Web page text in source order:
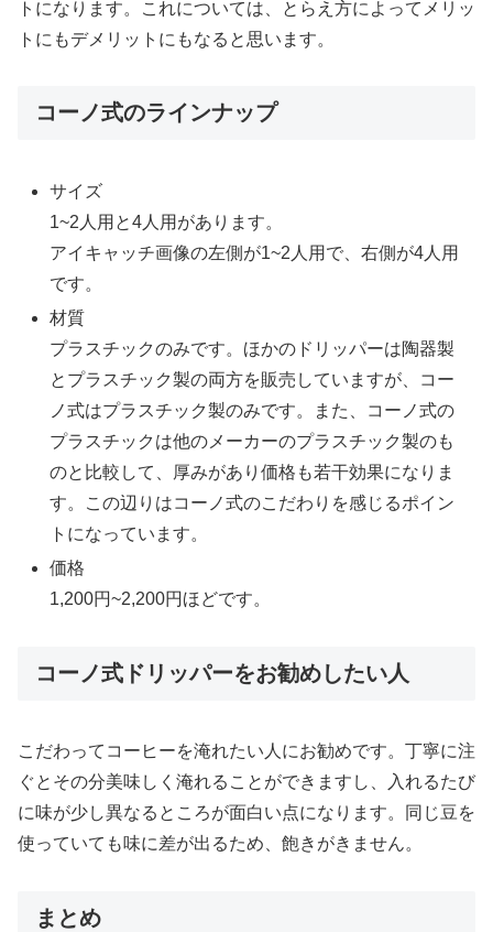
トになります。これについては、とらえ方によってメリッ
トにもデメリットにもなると思います。
コーノ式のラインナップ
サイズ
1~2人用と4人用があります。
アイキャッチ画像の左側が1~2人用で、右側が4人用
です。
材質
プラスチックのみです。ほかのドリッパーは陶器製
とプラスチック製の両方を販売していますが、コー
ノ式はプラスチック製のみです。また、コーノ式の
プラスチックは他のメーカーのプラスチック製のも
のと比較して、厚みがあり価格も若干効果になりま
す。この辺りはコーノ式のこだわりを感じるポイン
トになっています。
価格
1,200円~2,200円ほどです。
コーノ式ドリッパーをお勧めしたい人
こだわってコーヒーを淹れたい人にお勧めです。丁寧に注
ぐとその分美味しく淹れることができますし、入れるたび
に味が少し異なるところが面白い点になります。同じ豆を
使っていても味に差が出るため、飽きがきません。
まとめ